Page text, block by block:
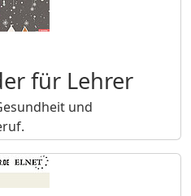
für Lehrer
und